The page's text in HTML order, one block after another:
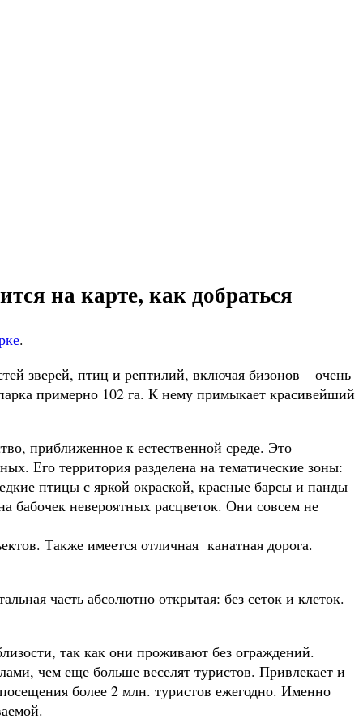
на карте, как добраться
.
зверей, птиц и рептилий, включая бизонов – очень
примерно 102 га. К нему примыкает красивейший
приближенное к естественной среде. Это
Его территория разделена на тематические зоны:
птицы с яркой окраской, красные барсы и панды
бабочек невероятных расцветок. Они совсем не
Также имеется отличная канатная дорога.
часть абсолютно открытая: без сеток и клеток.
так как они проживают без ограждений.
чем еще больше веселят туристов. Привлекает и
более 2 млн. туристов ежегодно. Именно